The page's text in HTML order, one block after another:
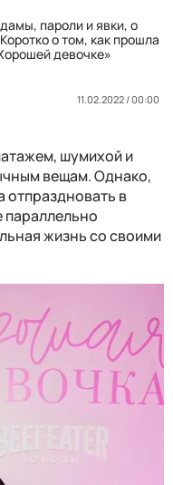
пароли и явки, о
о том, как прошла
девочке»
11.02.2022 / 00:00
шумихой и
вещам. Однако,
в
параллельно
жизнь со своими